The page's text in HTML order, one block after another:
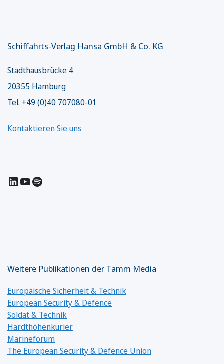
Schiffahrts-Verlag Hansa GmbH & Co. KG
Stadthausbrücke 4
20355 Hamburg
Tel. +49 (0)40 707080-01
Kontaktieren Sie uns
LinkedIn
YouTube
Spotify
Weitere Publikationen der Tamm Media
Europäische Sicherheit & Technik
European Security & Defence
Soldat & Technik
Hardthöhenkurier
Marineforum
The European Security & Defence Union